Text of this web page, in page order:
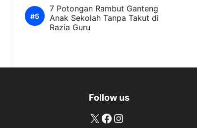
7 Potongan Rambut Ganteng
Anak Sekolah Tanpa Takut di
Razia Guru
Follow us
X Facebook
Instagram